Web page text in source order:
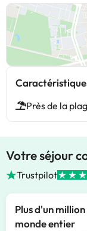
Près de la
Votre séjour
Trustpilot
Plus d'un
monde entier